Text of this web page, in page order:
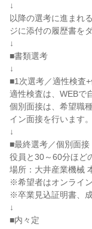
↓
以降の選考に進まれ
ジに添付の履歴書を
↓
■書類選考
↓
■1次選考／適性検査
適性検査は、WEBで
個別面接は、希望職
イン面接を行います。
↓
■最終選考／個別面接
役員と30～60分ほど
場所：大井産業機械
※希望者はオンライ
※卒業見込証明書、
↓
■内々定